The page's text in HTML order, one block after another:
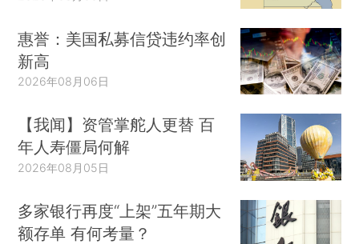
惠誉：美国私募信贷违约率创
新高
2026年08月06日
【我闻】资管掌舵人更替 百
年人寿僵局何解
2026年08月05日
多家银行再度“上架”五年期大
额存单 有何考量？